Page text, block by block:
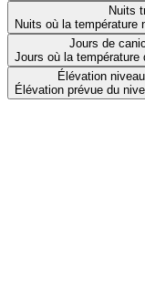
Nuits
Nuits où la température
Jours de
Jours où la température
Élévation
Élévation prévue du